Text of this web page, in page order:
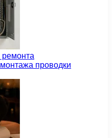
ремонта
проводки